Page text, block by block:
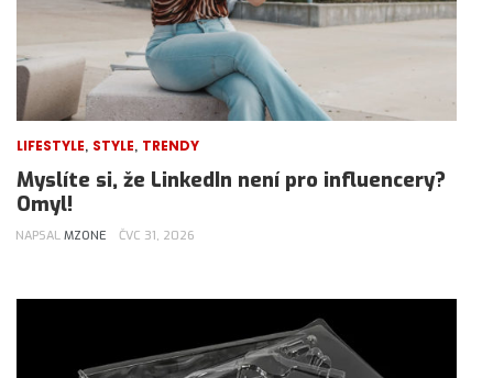
LIFESTYLE, STYLE, TRENDY
Myslíte si, že LinkedIn není pro influencery?
Omyl!
NAPSAL MZONE ČVC 31, 2026